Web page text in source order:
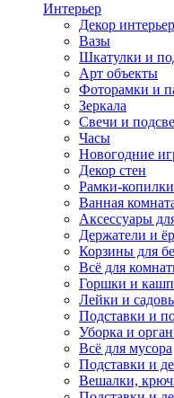
Интерьер
Декор
Вазы
Шкатулки и
Арт объекты
Фоторамки и
Зеркала
Свечи и
Часы
Новогодние
Декор стен
Рамки-
Ванная
Аксессуары
Держатели и
Корзины для
Всё для
Горшки и
Лейки и
Подставки и
Уборка и
Всё для мусора
Подставки и
Вешалки,